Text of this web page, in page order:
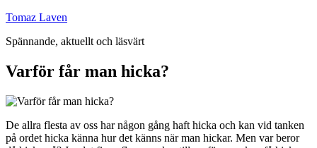
Hoppa
innehåll
Tomaz Laven
Spännande, aktuellt och läsvärt
Varför får man hicka?
De allra flesta av oss har någon gång haft hicka och kan vid tanken
på ordet hicka känna hur det känns när man hickar. Men var beror